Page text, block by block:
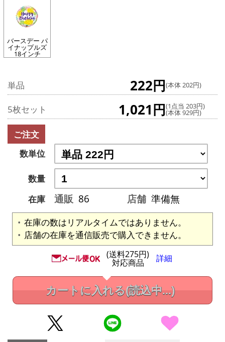
バースデー パ
イナップルズ
18インチ
単品 222円(本体 202円)
5枚セット 1,021円(1点当 203円)
(本体 929円)
ご注文
数単位
数量
在庫
通販 86 店舗 準備無
在庫の数はリアルタイムではありません。
店舗の在庫を通信販売で購入できません。
(送料275円)
対応商品 詳細
カートに入れる(読込中...)